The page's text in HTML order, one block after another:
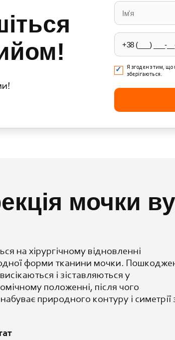
leave
this
field
empty.
Я згоден з тим, що
зберігаються.
мочки
на хірургічному відновленні
форми тканини мочки.
і зіставляються у
положенні, після чого
природного контуру і симетрії